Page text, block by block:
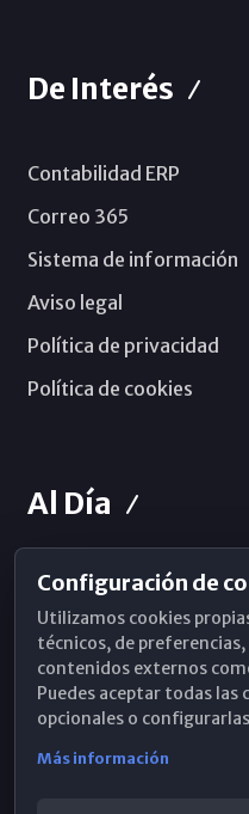
De Interés
Contabilidad ERP
Correo 365
Sistema de información
Aviso legal
Política de privacidad
Política de cookies
Al Día
Horarios de Misa
Hemeroteca
WhatsApp
Configuración de
Utilizamos cookies
técnicos, de
contenidos externos
Puedes aceptar todas las
opcionales o
Más información